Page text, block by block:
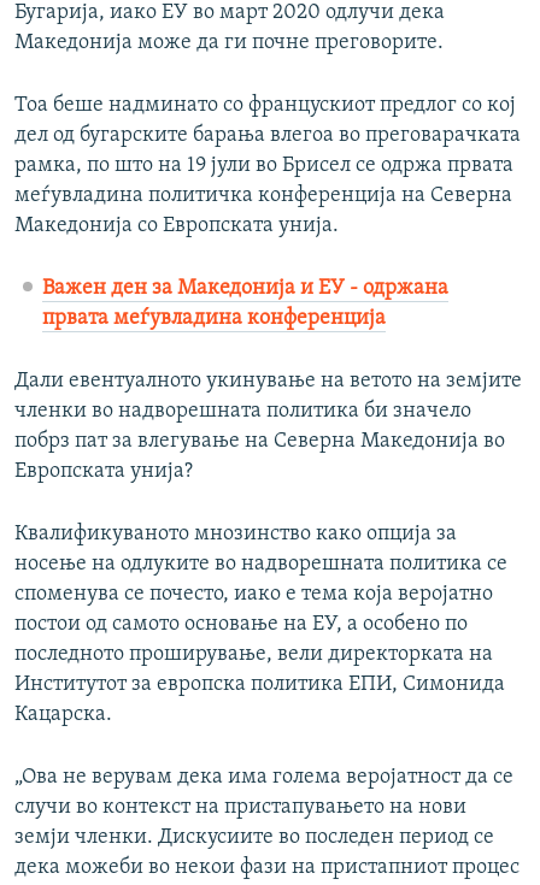
Бугарија, иако ЕУ во март 2020 одлучи дека
Македонија може да ги почне преговорите.
Тоа беше надминато со францускиот предлог со кој
дел од бугарските барања влегоа во преговарачката
рамка, по што на 19 јули во Брисел се одржа првата
меѓувладина политичка конференција на Северна
Македонија со Европската унија.
Важен ден за Македонија и ЕУ - одржана
првата меѓувладина конференција
Дали евентуалното укинување на ветото на земјите
членки во надворешната политика би значело
побрз пат за влегување на Северна Македонија во
Европската унија?
Квалификуваното мнозинство како опција за
носење на одлуките во надворешната политика се
споменува се почесто, иако е тема која веројатно
постои од самото основање на ЕУ, а особено по
последното проширување, вели директорката на
Институтот за европска политика ЕПИ, Симонида
Кацарска.
„Ова не верувам дека има голема веројатност да се
случи во контекст на пристапувањето на нови
земји членки. Дискусиите во последен период се
дека можеби во некои фази на пристапниот процес